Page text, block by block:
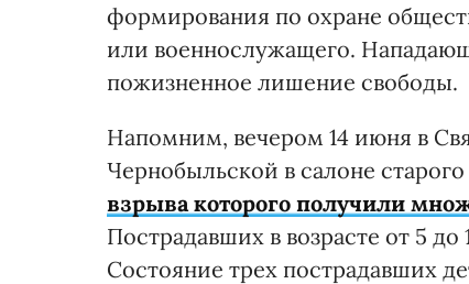
формирования по охране
или военнослужащего.
пожизненное лишение свободы.
Напомним, вечером 14 июня в
Чернобыльской в салоне
взрыва которого получили
Пострадавших в возрасте от 5
Состояние трех пострадавших